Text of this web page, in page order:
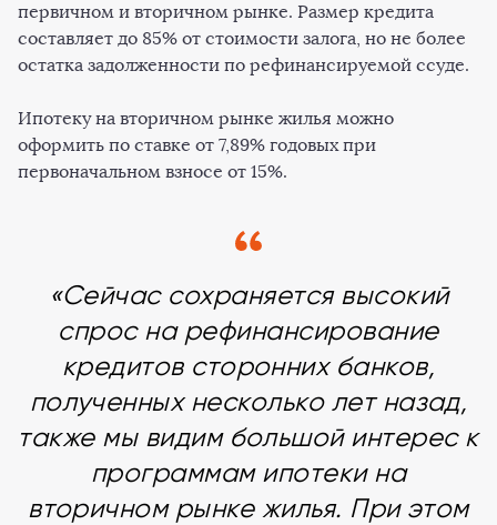
первичном и вторичном рынке. Размер кредита
составляет до 85% от стоимости залога, но не более
остатка задолженности по рефинансируемой ссуде.
Ипотеку на вторичном рынке жилья можно
оформить по ставке от 7,89% годовых при
первоначальном взносе от 15%.
«Сейчас сохраняется высокий
спрос на рефинансирование
кредитов сторонних банков,
полученных несколько лет назад,
также мы видим большой интерес к
программам ипотеки на
вторичном рынке жилья. При этом